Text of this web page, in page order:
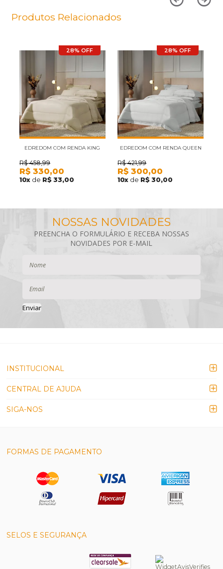
Produtos Relacionados
28% OFF
EDREDOM COM RENDA KING
BORDARE APPEL AMENDOA
R$ 458,99
R$ 330,00
10x de R$ 33,00
28% OFF
EDREDOM COM RENDA QUEEN
BORDARE APPEL BRANCO
R$ 421,99
R$ 300,00
10x de R$ 30,00
Enviar
INSTITUCIONAL
CENTRAL DE AJUDA
SIGA-NOS
FORMAS DE PAGAMENTO
SELOS E SEGURANÇA